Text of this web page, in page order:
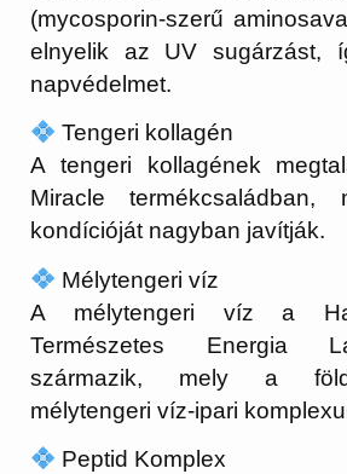
(mycosporin-szerű
elnyelik az UV sugárzást,
napvédelmet.
Tengeri kollagén
A tengeri kollagének
Miracle
kondícióját nagyban javítják.
Mélytengeri víz
A mélytengeri víz a
Természetes Energia
származik, mely a
mélytengeri víz-ipari
Peptid Komplex